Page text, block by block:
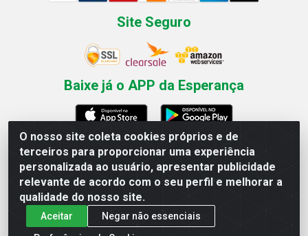
O nosso site coleta cookies próprios e de
terceiros para proporcionar uma experiência
personalizada ao usuário, apresentar publicidade
relevante de acordo com o seu perfil e melhorar a
qualidade do nosso site.
Aceitar
Negar não essenciais
Site Seguro
Baixe já o APP da Esperança
Esperança Nordeste - Rua Professor Caldas Filho, 291 -
Estância - Recife / PE CEP: 50771-335 - CNPJ
03.666.136/0001-23